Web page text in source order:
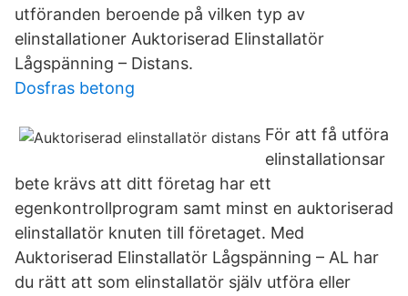
utföranden beroende på vilken typ av
elinstallationer Auktoriserad Elinstallatör
Lågspänning – Distans.
Dosfras betong
För att få utföra
elinstallationsar
bete krävs att ditt företag har ett
egenkontrollprogram samt minst en auktoriserad
elinstallatör knuten till företaget. Med
Auktoriserad Elinstallatör Lågspänning – AL har
du rätt att som elinstallatör själv utföra eller